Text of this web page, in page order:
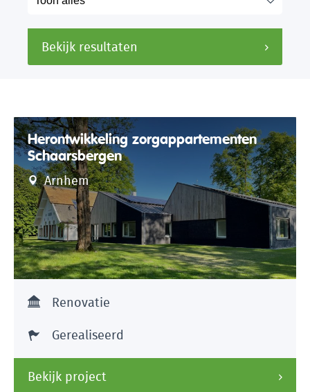
Bekijk resultaten
Herontwikkeling zorgappartementen
Schaarsbergen
Arnhem
Renovatie
Gerealiseerd
Bekijk project